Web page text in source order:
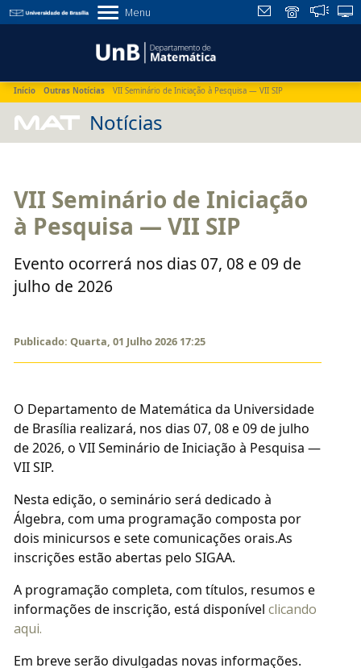
Menu
Início Outras Notícias VII Seminário de Iniciação à Pesquisa — VII SIP
MAT Notícias
VII Seminário de Iniciação
à Pesquisa — VII SIP
Evento ocorrerá nos dias 07, 08 e 09 de
julho de 2026
Publicado: Quarta, 01 Julho 2026 17:25
O Departamento de Matemática da Universidade
de Brasília realizará, nos dias 07, 08 e 09 de julho
de 2026, o VII Seminário de Iniciação à Pesquisa —
VII SIP.
Nesta edição, o seminário será dedicado à
Álgebra, com uma programação composta por
dois minicursos e sete comunicações orais.As
inscrições estão abertas pelo SIGAA.
A programação completa, com títulos, resumos e
informações de inscrição, está disponível clicando
aqui.
Em breve serão divulgadas novas informações.